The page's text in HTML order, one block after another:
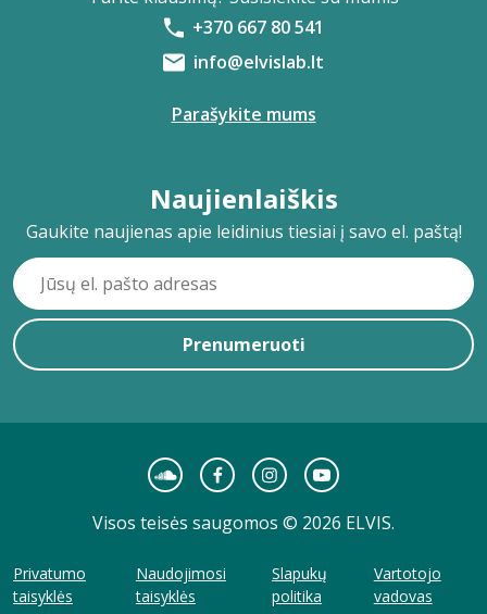
+370 667 80 541
info@elvislab.lt
Parašykite mums
Naujienlaiškis
Gaukite naujienas apie leidinius tiesiai į savo el. paštą!
Prenumeruoti
Visos teisės saugomos © 2026 ELVIS.
Privatumo
taisyklės
Naudojimosi
taisyklės
Slapukų
politika
Vartotojo
vadovas